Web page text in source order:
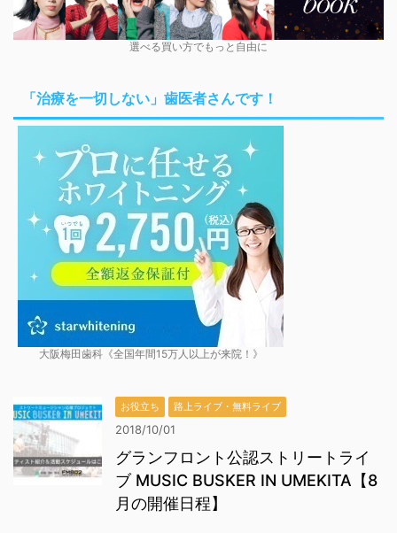
選べる買い方でもっと自由に
「治療を一切しない」歯医者さんです！
大阪梅田歯科《全国年間15万人以上が来院！》
お役立ち 路上ライブ・無料ライブ
2018/10/01
グランフロント公認ストリートライ
ブ MUSIC BUSKER IN UMEKITA【8
月の開催日程】